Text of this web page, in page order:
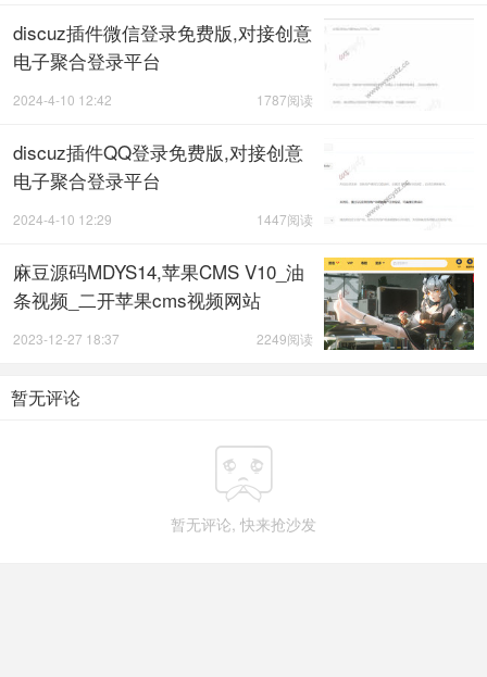
discuz插件微信登录免费版,对接创意
电子聚合登录平台
1787阅读
2024-4-10 12:42
discuz插件QQ登录免费版,对接创意
电子聚合登录平台
1447阅读
2024-4-10 12:29
麻豆源码MDYS14,苹果CMS V10_油
条视频_二开苹果cms视频网站
2249阅读
2023-12-27 18:37
暂无评论

暂无评论, 快来抢沙发